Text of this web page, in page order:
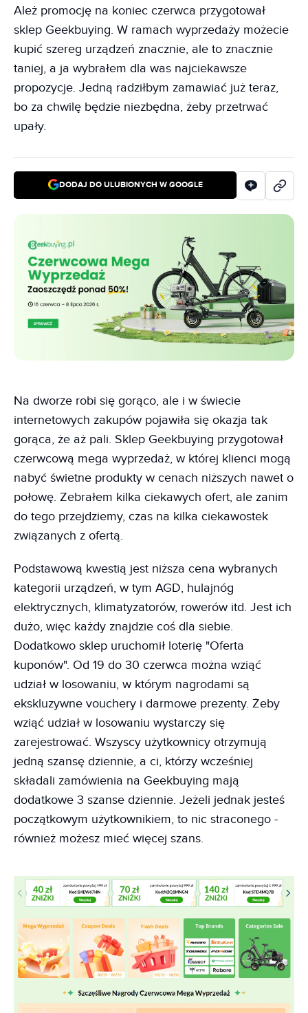
Ależ promocję na koniec czerwca przygotował
sklep Geekbuying. W ramach wyprzedaży możecie
kupić szereg urządzeń znacznie, ale to znacznie
taniej, a ja wybrałem dla was najciekawsze
propozycje. Jedną radziłbym zamawiać już teraz,
bo za chwilę będzie niezbędna, żeby przetrwać
upały.
DODAJ DO ULUBIONYCH W GOOGLE
Na dworze robi się gorąco, ale i w świecie
internetowych zakupów pojawiła się okazja tak
gorąca, że aż pali. Sklep Geekbuying przygotował
czerwcową mega wyprzedaż, w której klienci mogą
nabyć świetne produkty w cenach niższych nawet o
połowę. Zebrałem kilka ciekawych ofert, ale zanim
do tego przejdziemy, czas na kilka ciekawostek
związanych z ofertą.
Podstawową kwestią jest niższa cena wybranych
kategorii urządzeń, w tym AGD, hulajnóg
elektrycznych, klimatyzatorów, rowerów itd. Jest ich
dużo, więc każdy znajdzie coś dla siebie.
Dodatkowo sklep uruchomił loterię "Oferta
kuponów". Od 19 do 30 czerwca można wziąć
udział w losowaniu, w którym nagrodami są
ekskluzywne vouchery i darmowe prezenty. Żeby
wziąć udział w losowaniu wystarczy się
zarejestrować. Wszyscy użytkownicy otrzymują
jedną szansę dziennie, a ci, którzy wcześniej
składali zamówienia na Geekbuying mają
dodatkowe 3 szanse dziennie. Jeżeli jednak jesteś
początkowym użytkownikiem, to nic straconego -
również możesz mieć więcej szans.